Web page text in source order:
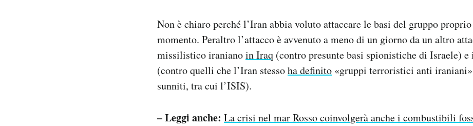
Non è chiaro perché l’Iran abbia voluto attaccare le basi del gruppo
momento. Peraltro l’attacco è avvenuto a meno di un giorno da un altro
missilistico iranianoin Iraq (contro presunte basi spionistiche di Israele)
(contro quelli che l’Iran stessoha definito «gruppi terroristici anti
sunniti, tra cui l’ISIS).
– Leggi anche: La crisi nel mar Rosso coinvolgerà anche i combustibili